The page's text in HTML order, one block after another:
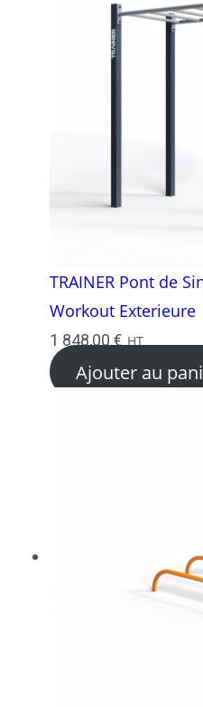
TRAINER Pont de
Workout Exterieure
1 848,00€ HT
Ajouter au